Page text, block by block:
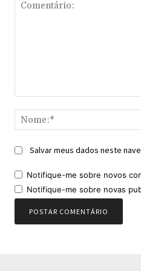
Salvar meus dados neste
Notifique-me sobre novos
Notifique-me sobre novas